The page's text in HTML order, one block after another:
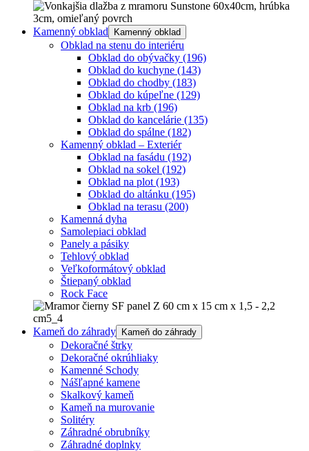
Kamenný obklad Kamenný obklad
Obklad na stenu do interiéru
Obklad do obývačky (196)
Obklad do kuchyne (143)
Obklad do chodby (183)
Obklad do kúpeľne (129)
Obklad na krb (196)
Obklad do kancelárie (135)
Obklad do spálne (182)
Kamenný obklad – Exteriér
Obklad na fasádu (192)
Obklad na sokel (192)
Obklad na plot (193)
Obklad do altánku (195)
Obklad na terasu (200)
Kamenná dyha
Samolepiaci obklad
Panely a pásiky
Tehlový obklad
Veľkoformátový obklad
Štiepaný obklad
Rock Face
Kameň do záhrady Kameň do záhrady
Dekoračné štrky
Dekoračné okrúhliaky
Kamenné Schody
Nášľapné kamene
Skalkový kameň
Kameň na murovanie
Solitéry
Záhradné obrubníky
Záhradné doplnky